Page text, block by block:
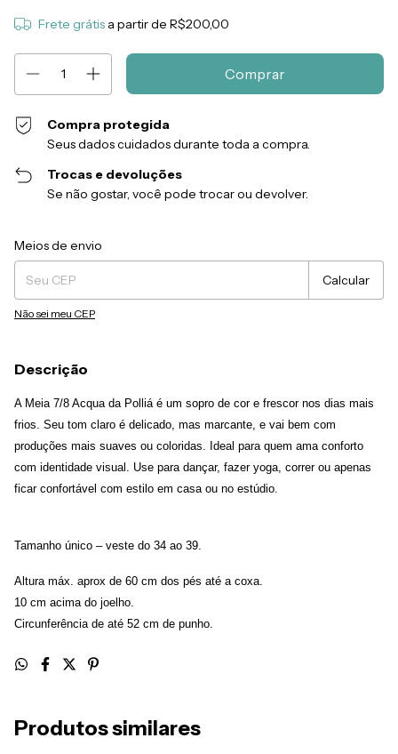
Frete grátis a partir de R$200,00
Compra protegida
Seus dados cuidados durante toda a compra.
Trocas e devoluções
Se não gostar, você pode trocar ou devolver.
Entregas para o CEP:
Meios de envio
Calcular
Não sei meu CEP
Descrição
A Meia 7/8 Acqua da Polliá é um sopro de cor e frescor nos dias mais
frios. Seu tom claro é delicado, mas marcante, e vai bem com
produções mais suaves ou coloridas. Ideal para quem ama conforto
com identidade visual. Use para dançar, fazer yoga, correr ou apenas
ficar confortável com estilo em casa ou no estúdio.
Tamanho único – veste do 34 ao 39.
Altura máx. aprox de 60 cm dos pés até a coxa.
10 cm acima do joelho.
Circunferência de até 52 cm de punho.
Produtos similares